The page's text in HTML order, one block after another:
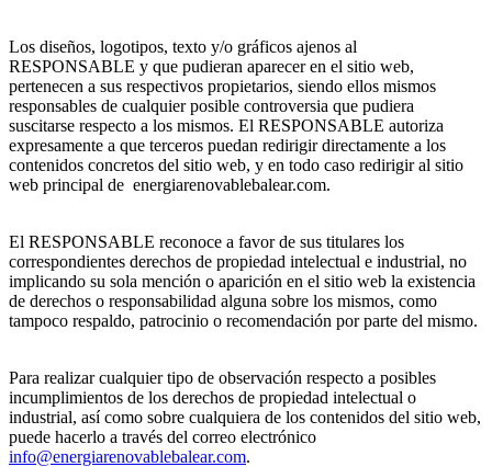
Los diseños, logotipos, texto y/o gráficos ajenos al
RESPONSABLE y que pudieran aparecer en el sitio web,
pertenecen a sus respectivos propietarios, siendo ellos mismos
responsables de cualquier posible controversia que pudiera
suscitarse respecto a los mismos. El RESPONSABLE autoriza
expresamente a que terceros puedan redirigir directamente a los
contenidos concretos del sitio web, y en todo caso redirigir al sitio
web principal de energiarenovablebalear.com.
El RESPONSABLE reconoce a favor de sus titulares los
correspondientes derechos de propiedad intelectual e industrial, no
implicando su sola mención o aparición en el sitio web la existencia
de derechos o responsabilidad alguna sobre los mismos, como
tampoco respaldo, patrocinio o recomendación por parte del mismo.
Para realizar cualquier tipo de observación respecto a posibles
incumplimientos de los derechos de propiedad intelectual o
industrial, así como sobre cualquiera de los contenidos del sitio web,
puede hacerlo a través del correo electrónico
info@energiarenovablebalear.com.